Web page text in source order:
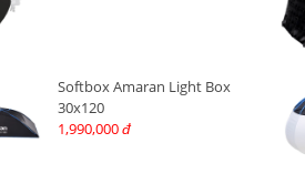
Softbox Amaran Light Box
30x120
1,990,000 đ